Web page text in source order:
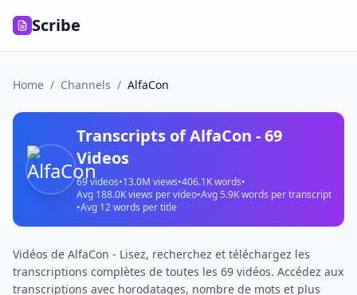
Scribe
Home / Channels / AlfaCon
Transcripts ofAlfaCon -69
Videos
69videos•13.0M views•406.1Kwords•
Avg 188.0Kviews per video•Avg5.9Kwords per transcript
•Avg 12words per title
Vidéos de AlfaCon - Lisez, recherchez et téléchargez les
transcriptions complètes de toutes les 69 vidéos. Accédez aux
transcriptions avec horodatages, nombre de mots et plus